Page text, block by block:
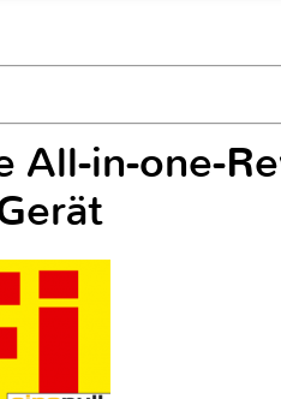
All-in-one-